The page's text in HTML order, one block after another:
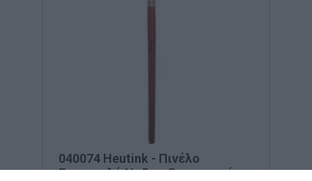
040074 Heutink - Πινέλο
Στρογγυλό Νο5 με Βερνικωμένη